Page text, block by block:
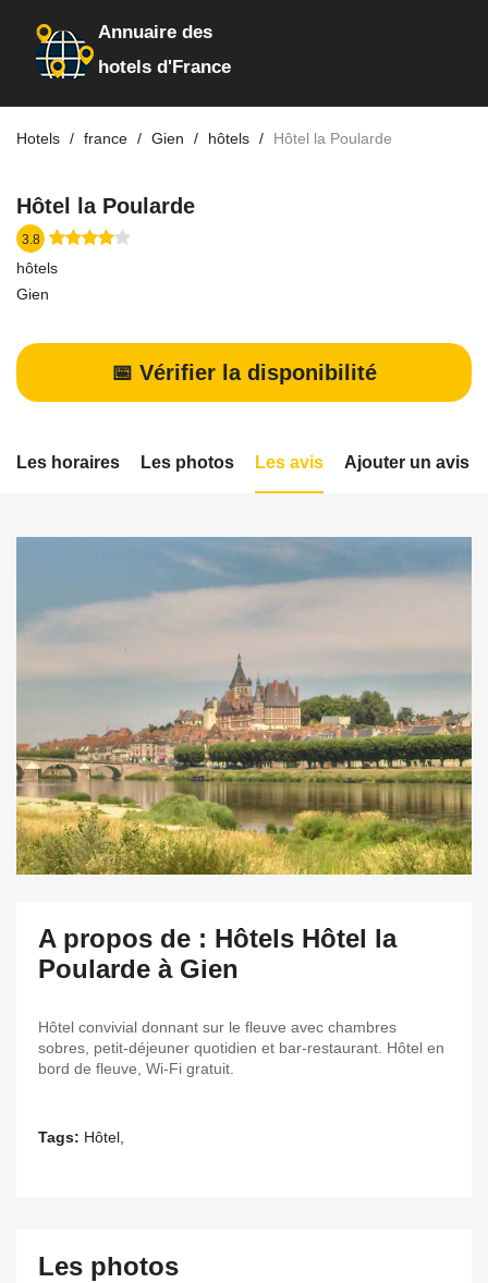
Annuaire des
hotels d'France
Hotels france Gien hôtels Hôtel la Poularde
Hôtel la Poularde
3.8
hôtels
Gien
📅 Vérifier la disponibilité
Les horaires Les photos Les avis Ajouter un avis
A propos de : Hôtels Hôtel la
Poularde à Gien
Hôtel convivial donnant sur le fleuve avec chambres
sobres, petit-déjeuner quotidien et bar-restaurant. Hôtel en
bord de fleuve, Wi-Fi gratuit.
Tags: Hôtel,
Les photos